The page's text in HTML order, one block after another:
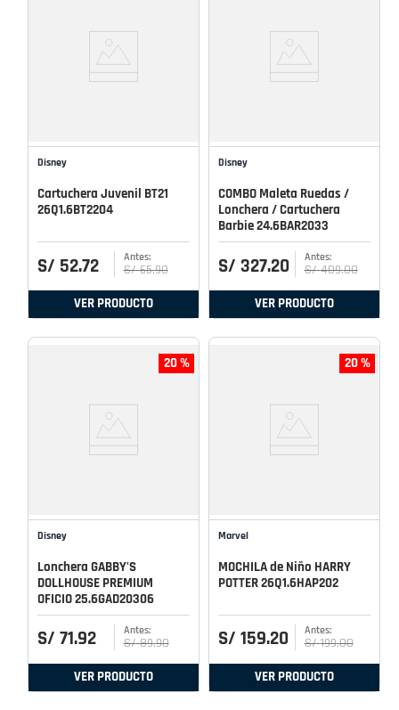
Disney
Cartuchera Juvenil BT21
26Q1.6BT2204
S/ 52.72 S/ 65.90
VER PRODUCTO
Disney
COMBO Maleta Ruedas /
Lonchera / Cartuchera
Barbie 24.6BAR2033
S/ 327.20 S/ 409.00
VER PRODUCTO
20 %
Disney
Lonchera GABBY'S
DOLLHOUSE PREMIUM
OFICIO 25.6GAD20306
S/ 71.92 S/ 89.90
VER PRODUCTO
20 %
Marvel
MOCHILA de Niño HARRY
POTTER 26Q1.6HAP202
S/ 159.20 S/ 199.00
VER PRODUCTO